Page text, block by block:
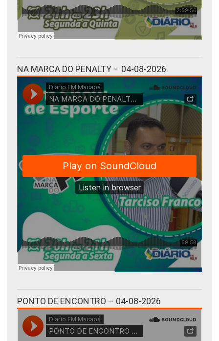
NA MARCA DO PENALTY – 04-08-2026
PONTO DE ENCONTRO – 04-08-2026